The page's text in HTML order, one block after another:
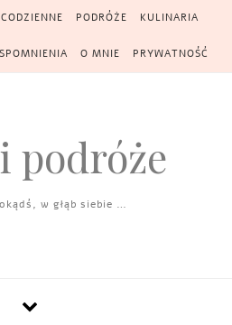
PODRÓŻE KULINARIA
O MNIE PRYWATNOŚĆ
podróże
w głąb siebie …